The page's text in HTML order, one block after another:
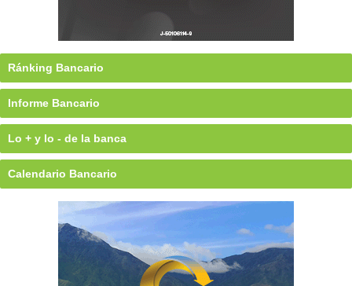
Ránking Bancario
Informe Bancario
Lo + y lo - de la banca
Calendario Bancario